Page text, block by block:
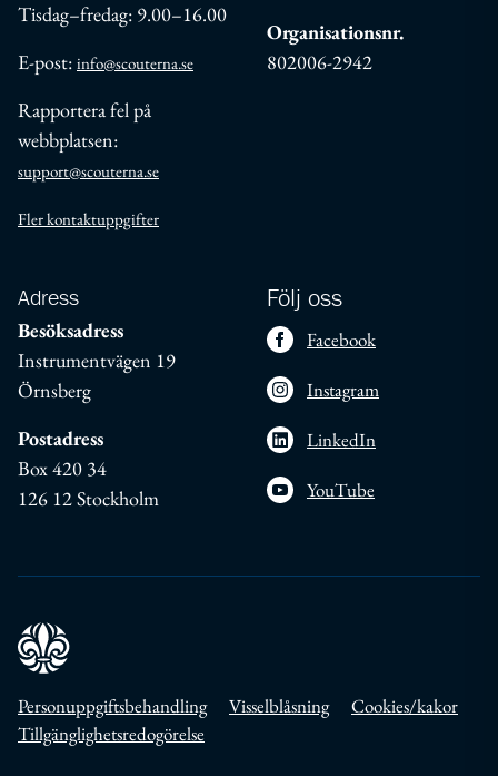
Tisdag–fredag: 9.00–16.00
E-post: info@scouterna.se
Rapportera fel på
webbplatsen:
support@scouterna.se
Fler kontaktuppgifter
Organisationsnr.
802006-2942
Adress
Besöksadress
Instrumentvägen 19
Örnsberg
Postadress
Box 420 34
126 12 Stockholm
Följ oss
Facebook
Instagram
LinkedIn
YouTube
Personuppgiftsbehandling Visselblåsning
Cookies/kakor
Tillgänglighetsredogörelse